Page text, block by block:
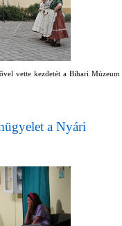
vette kezdetét a Bihari Múzeum
a Nyári